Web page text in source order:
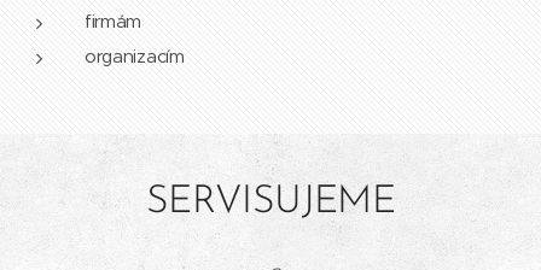
firmám
organizacím
SERVISUJEME